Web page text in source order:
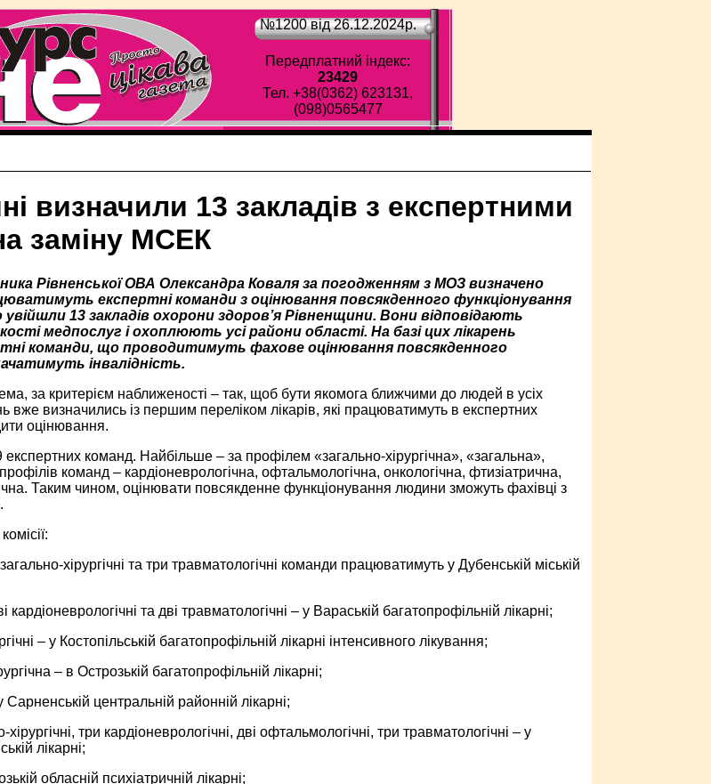
№1200 від 26.12.2024p.
Передплатний індекс:
23429
Тел. +38(0362) 623131,
(098)0565477
визначили 13 закладів з експертними
заміну МСЕК
Рівненської ОВА Олександра Коваля за погодженням з МОЗ визначено
експертні команди з оцінювання повсякденного функціонування
13 закладів охорони здоров’я Рівненщини. Вони відповідають
медпослуг і охоплюють усі райони області. На базі цих лікарень
команди, що проводитимуть фахове оцінювання повсякденного
інвалідність.
за критерієм наближеності – так, щоб бути якомога ближчими до людей в усіх
вже визначились із першим переліком лікарів, які працюватимуть в експертних
оцінювання.
команд. Найбільше – за профілем «загально-хірургічна», «загальна»,
команд – кардіоневрологічна, офтальмологічна, онкологічна, фтизіатрична,
Таким чином, оцінювати повсякденне функціонування людини зможуть фахівці з
хірургічні та три травматологічні команди працюватимуть у Дубенській міській
кардіоневрологічні та дві травматологічні – у Вараській багатопрофільній лікарні;
– у Костопільській багатопрофільній лікарні інтенсивного лікування;
– в Острозькій багатопрофільній лікарні;
Сарненській центральній районній лікарні;
три кардіоневрологічні, дві офтальмологічні, три травматологічні – у
лікарні;
обласній психіатричній лікарні;